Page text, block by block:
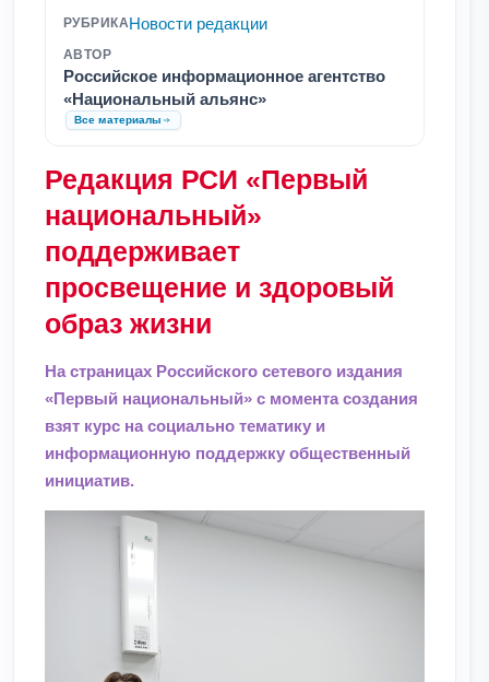
РУБРИКАНовости редакции
АВТОР
Российское информационное агентство
«Национальный альянс»
Все материалы
Редакция РСИ «Первый
национальный»
поддерживает
просвещение и здоровый
образ жизни
На страницах Российского сетевого издания
«Первый национальный» с момента создания
взят курс на социально тематику и
информационную поддержку общественный
инициатив.